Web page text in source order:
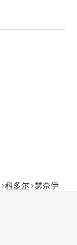
科多尔 瑟奈伊